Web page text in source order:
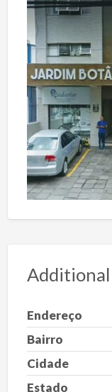
Endereço
Bairro
Cidade
Estado